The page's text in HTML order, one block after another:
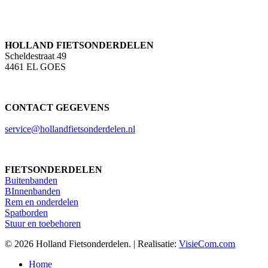
HOLLAND FIETSONDERDELEN
Scheldestraat 49
4461 EL GOES
CONTACT GEGEVENS
service@hollandfietsonderdelen.nl
FIETSONDERDELEN
Buitenbanden
BInnenbanden
Rem en onderdelen
Spatborden
Stuur en toebehoren
© 2026 Holland Fietsonderdelen. | Realisatie: VisieCom.com
Close
Home